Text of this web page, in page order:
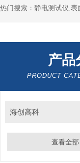
热门搜索：静电测试仪,
产品
PRODUCT
海创高科
查看全部